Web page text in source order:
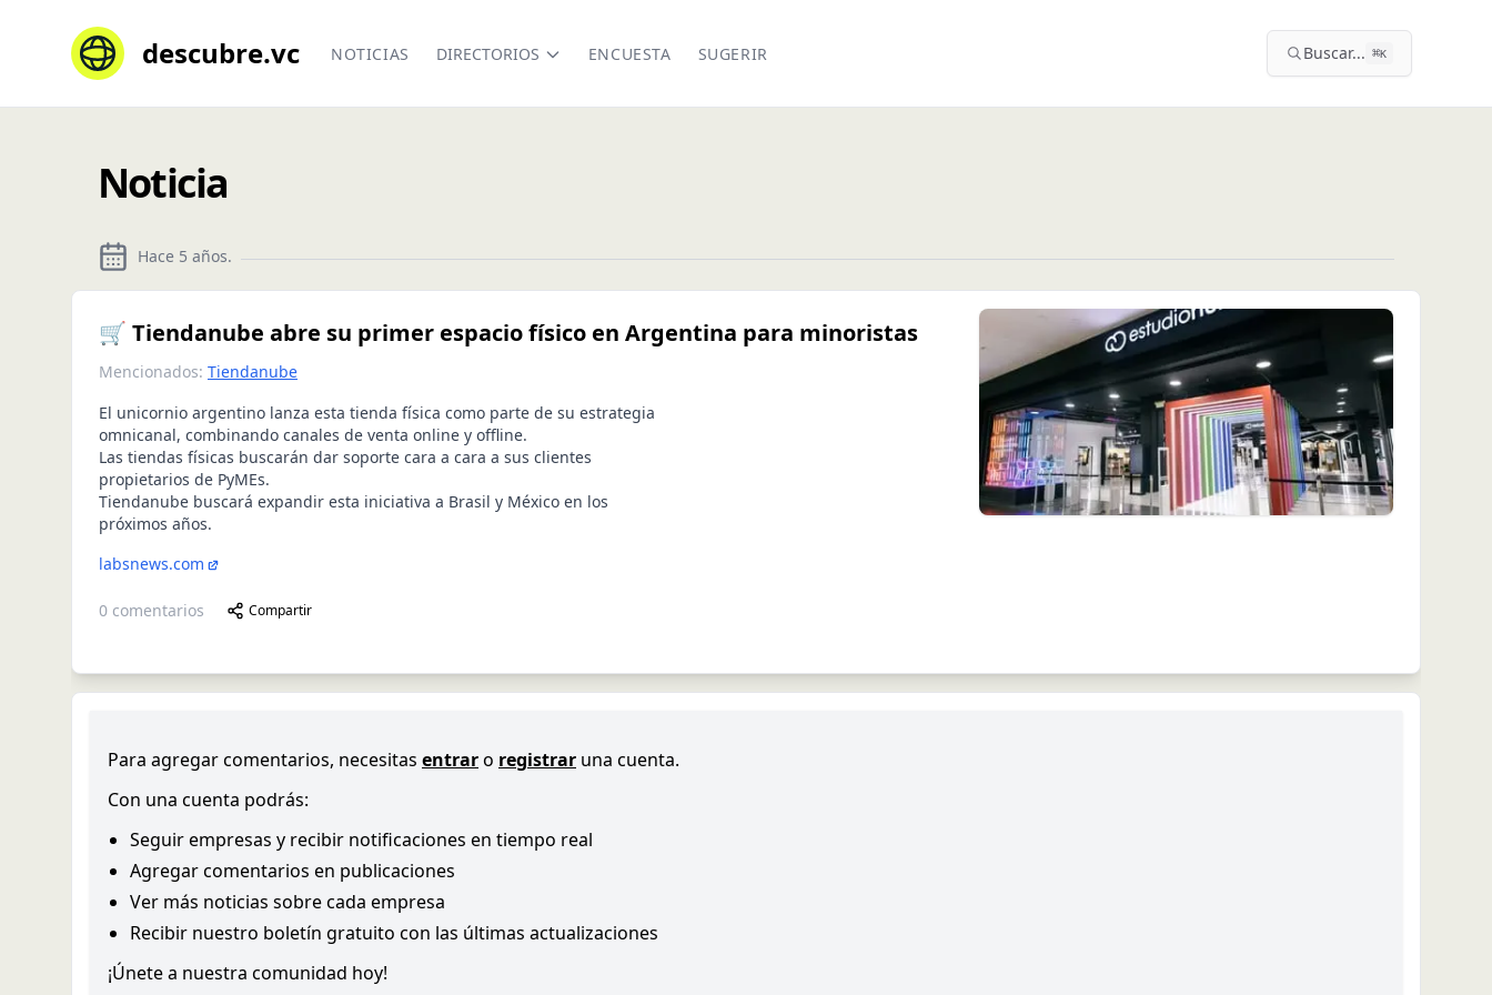
descubre.vc NOTICIAS DIRECTORIOS ENCUESTA SUGERIR Buscar... ⌘K
Noticia
Hace 5 años.
🛒 Tiendanube abre su primer espacio físico en Argentina para minoristas
Mencionados: Tiendanube
El unicornio argentino lanza esta tienda física como parte de su estrategia
omnicanal, combinando canales de venta online y offline.
Las tiendas físicas buscarán dar soporte cara a cara a sus clientes
propietarios de PyMEs.
Tiendanube buscará expandir esta iniciativa a Brasil y México en los
próximos años.
labsnews.com
0 comentarios Compartir
Para agregar comentarios, necesitas entraro registrar una cuenta.
Con una cuenta podrás:
Seguir empresas y recibir notificaciones en tiempo real
Agregar comentarios en publicaciones
Ver más noticias sobre cada empresa
Recibir nuestro boletín gratuito con las últimas actualizaciones
¡Únete a nuestra comunidad hoy!